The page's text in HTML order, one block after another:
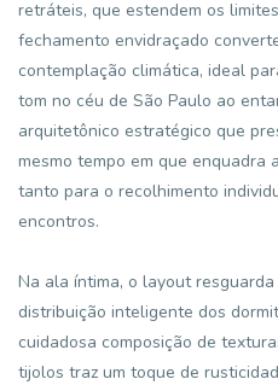
retráteis, que estendem os
fechamento envidraçado
contemplação climática, ideal
tom no céu de São Paulo ao
arquitetônico estratégico que
mesmo tempo em que enquadra
tanto para o recolhimento
encontros.
Na ala íntima, o layout
distribuição inteligente dos
cuidadosa composição de
tijolos traz um toque de